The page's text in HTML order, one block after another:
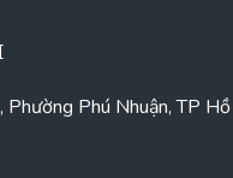
Phú Nhuận, TP Hồ